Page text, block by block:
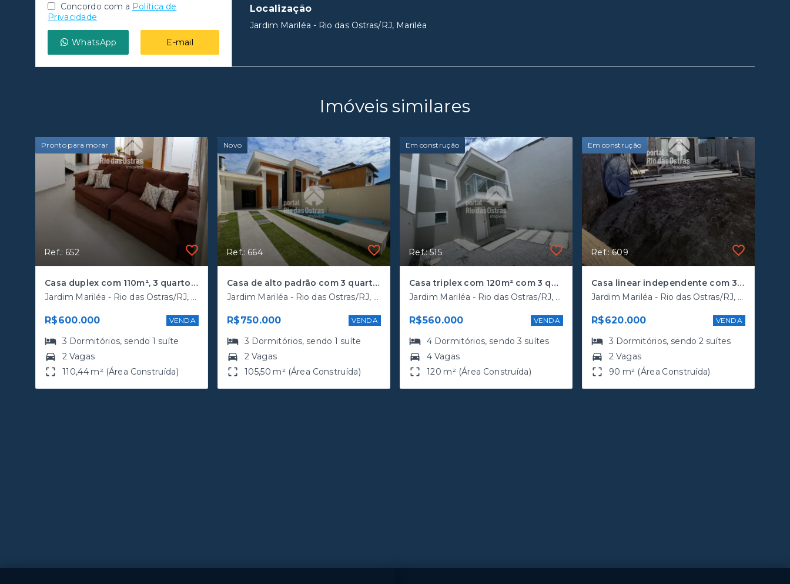
Localização
Jardim Mariléa - Rio das Ostras/RJ, Mariléa
Concordo com a Política de
Privacidade
WhatsApp E-mail
Imóveis similares
Pronto para morar
Ref.: 652
Casa duplex com 110m², 3 quartos e amplo quintal
Jardim Mariléa - Rio das Ostras/RJ, Mariléa
R$600.000 VENDA
3 Dormitórios, sendo1 suíte
2 Vagas
110,44 m² (Área Construída)
Novo
Ref.: 664
Casa de alto padrão com 3 quartos a poucos metros da rodovia
Jardim Mariléa - Rio das Ostras/RJ, Mariléa
R$750.000 VENDA
3 Dormitórios, sendo1 suíte
2 Vagas
105,50 m² (Área Construída)
Em construção
Ref.: 515
Casa triplex com 120m² com 3 quartos próximo a rodovia
Jardim Mariléa - Rio das Ostras/RJ, Mariléa
R$560.000 VENDA
4 Dormitórios, sendo3 suítes
4 Vagas
120 m² (Área Construída)
Em construção
Ref.: 609
Casa linear independente com 3 quartos na quadra da rodovia
Jardim Mariléa - Rio das Ostras/RJ, Mariléa
R$620.000 VENDA
3 Dormitórios, sendo2 suítes
2 Vagas
90 m² (Área Construída)